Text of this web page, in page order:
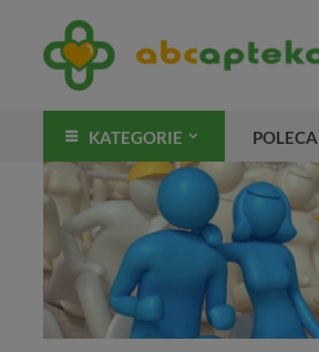
KATEGORIE